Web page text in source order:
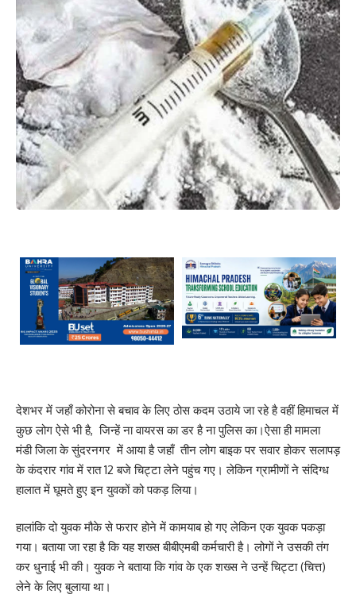
देशभर में जहाँ कोरोना से बचाव के लिए ठोस कदम उठाये जा रहे है वहीं हिमाचल में
कुछ लोग ऐसे भी है, जिन्हें ना वायरस का डर है ना पुलिस का।ऐसा ही मामला
मंडी जिला के सुंदरनगर में आया है जहाँ तीन लोग बाइक पर सवार होकर सलापड़
के कंदरार गांव में रात 12 बजे चिट्टा लेने पहुंच गए। लेकिन ग्रामीणों ने संदिग्ध
हालात में घूमते हुए इन युवकों को पकड़ लिया।
हालांकि दो युवक मौके से फरार होने में कामयाब हो गए लेकिन एक युवक पकड़ा
गया। बताया जा रहा है कि यह शख्स बीबीएमबी कर्मचारी है। लोगों ने उसकी तंग
कर धुनाई भी की। युवक ने बताया कि गांव के एक शख्स ने उन्हें चिट्टा (चित्त)
लेने के लिए बुलाया था।